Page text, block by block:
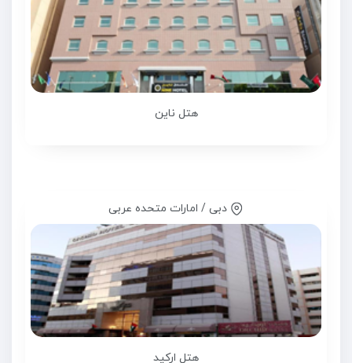
هتل ناین
دبی / امارات متحده عربی
هتل ارکید